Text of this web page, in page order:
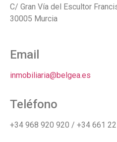
C/ Gran Vía del Escultor
30005 Murcia
Email
inmobiliaria@belgea.es
Teléfono
+34 968 920 920 / +34 661